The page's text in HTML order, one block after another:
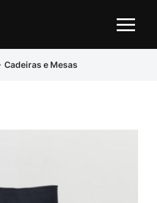
Cadeiras e Mesas